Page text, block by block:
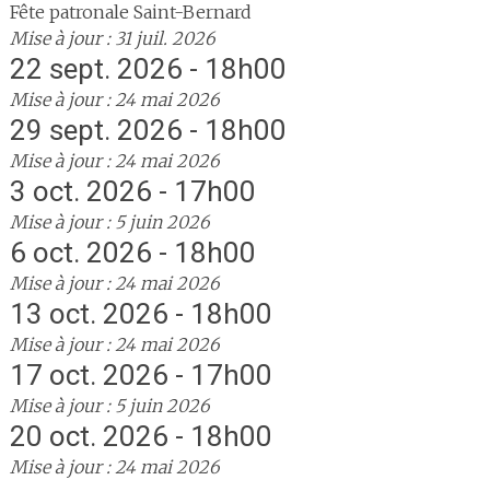
Fête patronale Saint-Bernard
Mise à jour : 31 juil. 2026
22 sept. 2026 - 18h00
Mise à jour : 24 mai 2026
29 sept. 2026 - 18h00
Mise à jour : 24 mai 2026
3 oct. 2026 - 17h00
Mise à jour : 5 juin 2026
6 oct. 2026 - 18h00
Mise à jour : 24 mai 2026
13 oct. 2026 - 18h00
Mise à jour : 24 mai 2026
17 oct. 2026 - 17h00
Mise à jour : 5 juin 2026
20 oct. 2026 - 18h00
Mise à jour : 24 mai 2026